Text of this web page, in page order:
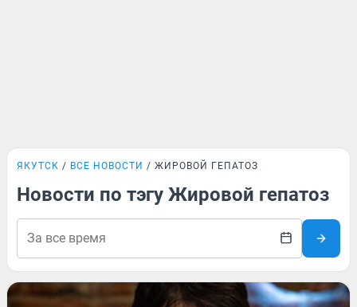
ЯКУТСК ВСЕ НОВОСТИ ЖИРОВОЙ ГЕПАТОЗ
Новости по тэгу Жировой гепатоз